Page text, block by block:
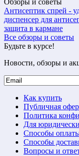
Обзоры и советы
Антисептик спрей -
диспенсер для
защита в кармане
Все обзоры и советы
Будьте в курсе!
Новости, обзоры и
Как купить
Публичная
Политика
Для
Способы
Способы
Вопросы и